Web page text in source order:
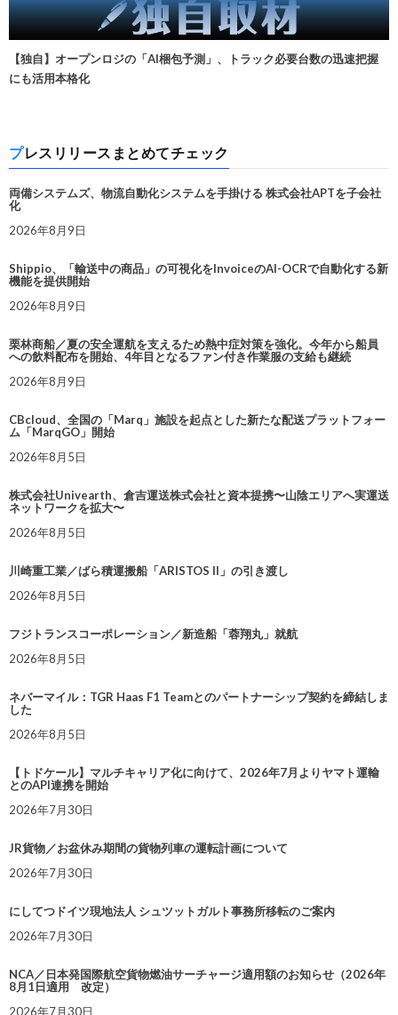
【独自】オープンロジの「AI梱包予測」、トラック必要台数の迅速把握
にも活用本格化
プレスリリースまとめてチェック
両備システムズ、物流自動化システムを手掛ける 株式会社APTを子会社
化
2026年8月9日
Shippio、「輸送中の商品」の可視化をInvoiceのAI-OCRで自動化する新
機能を提供開始
2026年8月9日
栗林商船／夏の安全運航を支えるため熱中症対策を強化。今年から船員
への飲料配布を開始、4年目となるファン付き作業服の支給も継続
2026年8月9日
CBcloud、全国の「Marq」施設を起点とした新たな配送プラットフォー
ム「MarqGO」開始
2026年8月5日
株式会社Univearth、倉吉運送株式会社と資本提携〜山陰エリアへ実運送
ネットワークを拡大〜
2026年8月5日
川崎重工業／ばら積運搬船「ARISTOS II」の引き渡し
2026年8月5日
フジトランスコーポレーション／新造船「蓉翔丸」就航
2026年8月5日
ネバーマイル：TGR Haas F1 Teamとのパートナーシップ契約を締結しま
した
2026年8月5日
【トドケール】マルチキャリア化に向けて、2026年7月よりヤマト運輸
とのAPI連携を開始
2026年7月30日
JR貨物／お盆休み期間の貨物列車の運転計画について
2026年7月30日
にしてつドイツ現地法人 シュツットガルト事務所移転のご案内
2026年7月30日
NCA／日本発国際航空貨物燃油サーチャージ適用額のお知らせ（2026年
8月1日適用 改定）
2026年7月30日